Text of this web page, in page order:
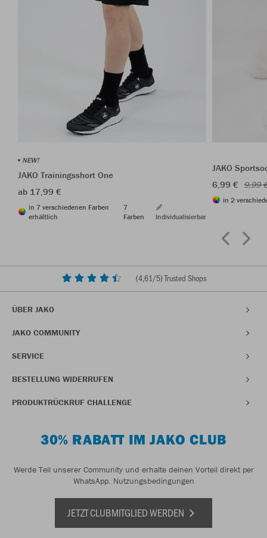
NEW!
JAKO Trainingsshort One
ab 17,99 €
in 7 verschiedenen Farben
erhältlich
7
Farben
Individualisierbar
JAKO
6,99 € 9,99
in 2
(4,61/5) Trusted Shops
ÜBER JAKO
JAKO COMMUNITY
SERVICE
BESTELLUNG WIDERRUFEN
PRODUKTRÜCKRUF CHALLENGE
30% RABATT IM JAKO CLUB
Werde Teil unserer Community und erhalte deinen Vorteil direkt per
WhatsApp. Nutzungsbedingungen
JETZT CLUBMITGLIED WERDEN